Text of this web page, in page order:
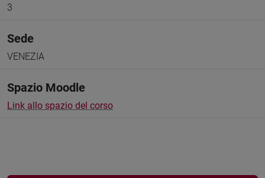
3
Sede
VENEZIA
Spazio Moodle
Link allo spazio del corso